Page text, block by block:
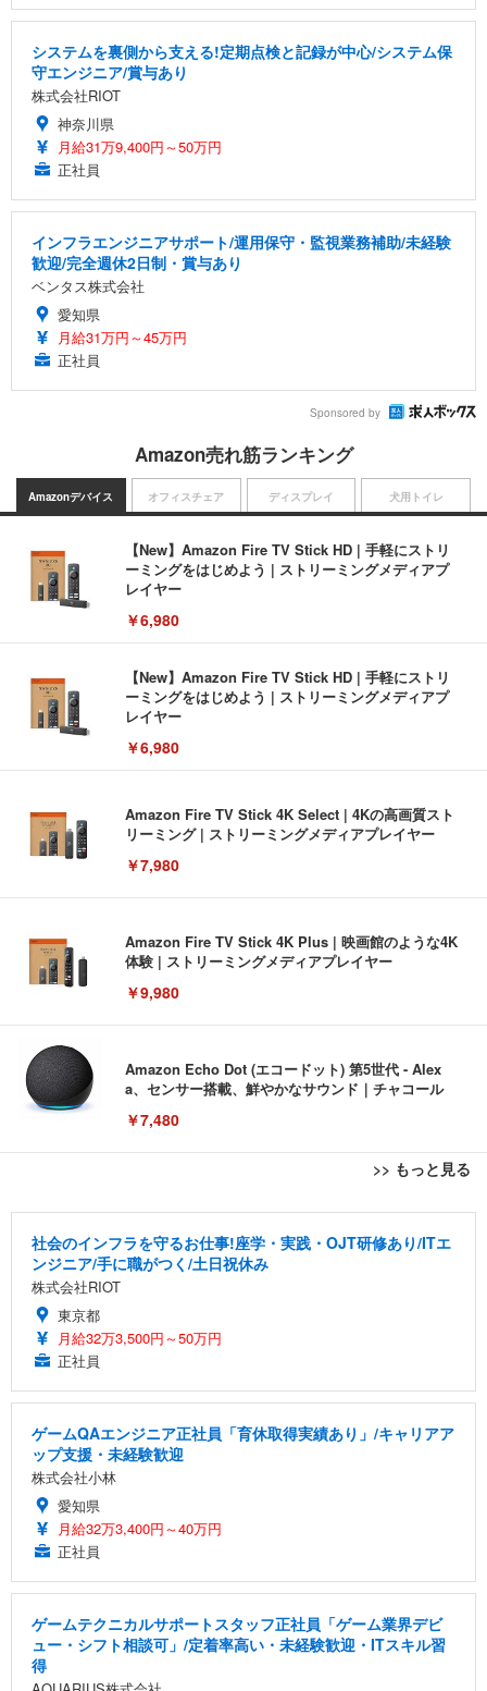
システムを裏側から支える!定期点検と記録が中心/システム保
守エンジニア/賞与あり
株式会社RIOT
神奈川県
月給31万9,400円～50万円
正社員
インフラエンジニアサポート/運用保守・監視業務補助/未経験
歓迎/完全週休2日制・賞与あり
ベンタス株式会社
愛知県
月給31万円～45万円
正社員
Sponsored by
Amazon売れ筋ランキング
Amazonデバイス
【New】Amazon Fire TV Stick HD | 手軽にストリ
ーミングをはじめよう | ストリーミングメディアプ
レイヤー
￥6,980
【New】Amazon Fire TV Stick HD | 手軽にストリ
ーミングをはじめよう | ストリーミングメディアプ
レイヤー
￥6,980
Amazon Fire TV Stick 4K Select | 4Kの高画質スト
リーミング | ストリーミングメディアプレイヤー
￥7,980
Amazon Fire TV Stick 4K Plus | 映画館のような4K
体験 | ストリーミングメディアプレイヤー
￥9,980
Amazon Echo Dot (エコードット) 第5世代 - Alex
a、センサー搭載、鮮やかなサウンド｜チャコール
￥7,480
>> もっと見る
オフィスチェア
[EdoErgo] オフィスチェア 椅子 テレワーク 疲れな
い 跳ね上げ式アームレスト コンパクト 約105度ロッ
キング pc 事務椅子 360度回転 座面昇降 強化ナイロ
ン樹脂ベース 通気性メッシュ 在宅ワーク H-WY01
SIHOO B100 オフィスチェア／デスクチェア メッシ
￥27,999
Sezlife オフィスチェア デスクチェア 疲れない テレ
レスト 3Dヘッドレスト ハンガー付き 高反発クッシ
￥7,680
Sezlife オフィスチェア デスクチェア 疲れない テレ
ワーク チェア 強化バックレスト 30度ロッキング機
能 人間工学 椅子 腰サポート 90度跳ね上げ式アーム
レスト 3Dヘッドレスト ハンガー付き 高反発クッシ
ディスプレイ
EIZO ビジネス向けプレミアムモニター | FlexScan
EV3240X-WT | 31.5型4K UHD・USB Type-C・ホワ
イト
EIZO ビジネス向けプレミアムモニター | FlexScan
￥109,572
￥49,979
【整備済み品】Dell E2724HS 27インチ 液晶モニタ
ー フルHD（1920×1080）VA 非光沢 HDMI/DisplayP
ort/VGA スピーカー内蔵 高さ調整 スイベル VESA対
応 ComfortView ビジネス向け
犬用トイレ
回使い捨て 無香料 ホワイト 300枚
￥3,373
Amazonベーシック ペットシーツ 厚型 ワイド 42枚
￥3,234
￥1,800
Smart Basic(スマートベーシック) 【Amazon.co.jp
限定】 Smart Basic アイリスオーヤマ ペットシーツ
超厚型 お徳用 ワイド 100枚入 (x 1) (ケース販売)
社会のインフラを守るお仕事!座学・実践・OJT研修あり/ITエ
ンジニア/手に職がつく/土日祝休み
株式会社RIOT
東京都
月給32万3,500円～50万円
正社員
ゲームQAエンジニア正社員「育休取得実績あり」/キャリアア
ップ支援・未経験歓迎
株式会社小林
愛知県
月給32万3,400円～40万円
正社員
ゲームテクニカルサポートスタッフ正社員「ゲーム業界デビ
ュー・シフト相談可」/定着率高い・未経験歓迎・ITスキル習
得